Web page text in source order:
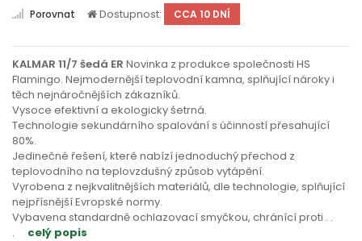
Porovnat Dostupnost: CCA 10 DNÍ
KALMAR 11/7 šedá ER Novinka z produkce společnosti HS
Flamingo. Nejmodernější teplovodní kamna, splňující nároky i
těch nejnáročnějších zákazníků.
Vysoce efektivní a ekologicky šetrná.
Technologie sekundárního spalování s účinností přesahující
80%.
Jedinečné řešení, které nabízí jednoduchý přechod z
teplovodního na teplovzdušný způsob vytápění.
Vyrobena z nejkvalitnějších materiálů, dle technologie, splňující
nejpřísnější Evropské normy.
Vybavena standardně ochlazovací smyčkou, chránící proti . .
.
celý popis